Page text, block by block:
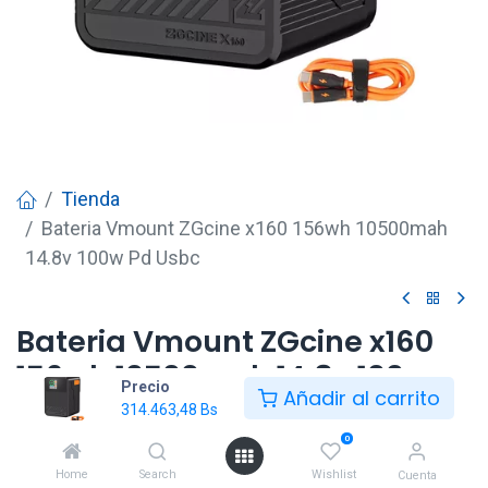
Precio
314.463,48 Bs Añadir al carrito
Home Search
0
Wishlist Cuenta
Tienda
Bateria Vmount ZGcine x160 156wh 10500mah
14.8v 100w Pd Usbc
Bateria Vmount ZGcine x160
156wh 10500mah 14.8v 100w
Pd Usbc
314.463,48Bs